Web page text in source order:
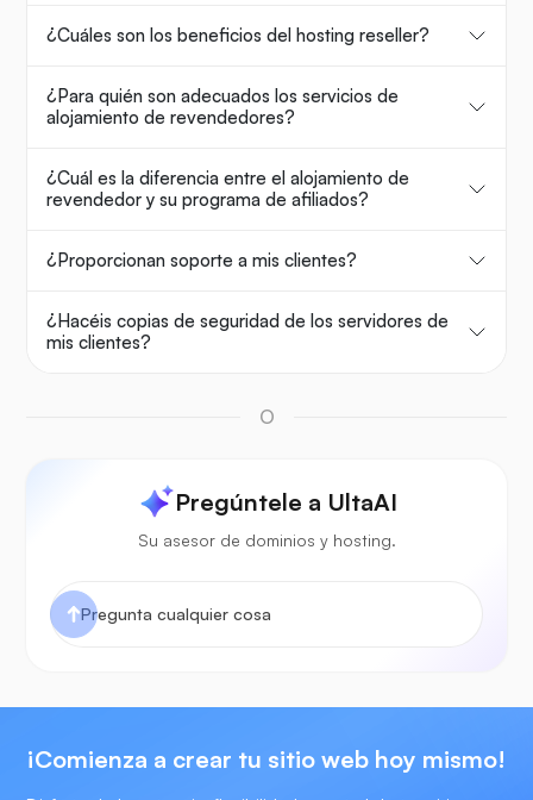
¿Cuáles son los beneficios del hosting reseller?
¿Para quién son adecuados los servicios de
alojamiento de revendedores?
¿Cuál es la diferencia entre el alojamiento de
revendedor y su programa de afiliados?
¿Proporcionan soporte a mis clientes?
¿Hacéis copias de seguridad de los servidores de
mis clientes?
O
Pregúntele a UltaAI
Su asesor de dominios y hosting.
¡Comienza a crear tu sitio web hoy mismo!